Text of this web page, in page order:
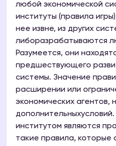
любой экономической
институты (правила
нее извне, из других
либоразрабатываются
Разумеется, они
предшествующего
системы. Значение
расширении или
экономических агентов,
институтом являются
такие правила, которые